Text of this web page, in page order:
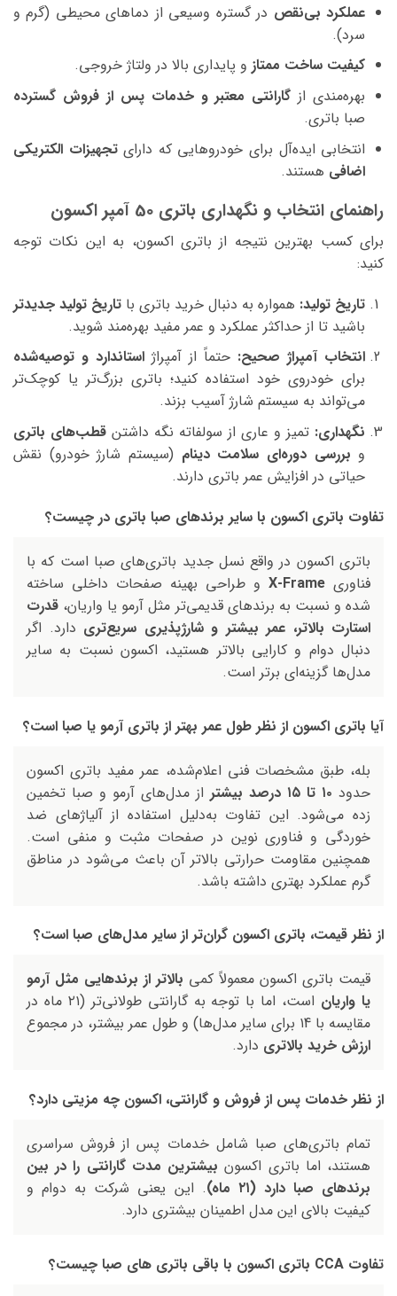
عملکرد بی‌نقص در گستره وسیعی از دماهای محیطی (گرم و
سرد).
کیفیت ساخت ممتازو پایداری بالا در ولتاژ خروجی.
بهره‌مندی از گارانتی معتبر و خدمات پس از فروش گسترده
صبا باتری.
انتخابی ایده‌آل برای خودروهایی که دارایتجهیزات الکتریکی
اضافی هستند.
راهنمای انتخاب و نگهداری باتری 50 آمپر اکسون
برای کسب بهترین نتیجه از باتری اکسون، به این نکات توجه
کنید:
تاریخ تولید: همواره به دنبال خرید باتری با تاریخ تولید جدیدتر
باشید تا از حداکثر عملکرد و عمر مفید بهره‌مند شوید.
انتخاب آمپراژ صحیح: حتماً از آمپراژ استاندارد و توصیه‌شده
برای خودروی خود استفاده کنید؛ باتری بزرگ‌تر یا کوچک‌تر
می‌تواند به سیستم شارژ آسیب بزند.
نگهداری: تمیز و عاری از سولفاته نگه داشتن قطب‌های باتری
و بررسی دوره‌ای سلامت دینام (سیستم شارژ خودرو) نقش
حیاتی در افزایش عمر باتری دارند.
تفاوت باتری اکسون با سایر برندهای صبا باتری در چیست؟
باتری اکسون در واقع نسل جدید باتری‌های صبا است که با
فناوری X-Frame و طراحی بهینه صفحات داخلی ساخته
شده و نسبت به برندهای قدیمی‌تر مثل آرمو یا واریان، قدرت
استارت بالاتر، عمر بیشتر و شارژپذیری سریع‌تری دارد. اگر
دنبال دوام و کارایی بالاتر هستید، اکسون نسبت به سایر
مدل‌ها گزینه‌ای برتر است.
آیا باتری اکسون از نظر طول عمر بهتر از باتری آرمو یا صبا است؟
بله، طبق مشخصات فنی اعلام‌شده، عمر مفید باتری اکسون
حدود ۱۰ تا ۱۵ درصد بیشتر
از مدل‌های آرمو و صبا تخمین
زده می‌شود. این تفاوت به‌دلیل استفاده از آلیاژهای ضد
خوردگی و فناوری نوین در صفحات مثبت و منفی است.
همچنین مقاومت حرارتی بالاتر آن باعث می‌شود در مناطق
گرم عملکرد بهتری داشته باشد.
از نظر قیمت، باتری اکسون گران‌تر از سایر مدل‌های صبا است؟
قیمت باتری اکسون معمولاً کمی بالاتر از برندهایی مثل آرمو
یا واریان
است، اما با توجه به گارانتی طولانی‌تر (۲۱ ماه در
مقایسه با ۱4 برای سایر مدل‌ها) و طول عمر بیشتر، در مجموع
ارزش خرید بالاتری دارد.
از نظر خدمات پس از فروش و گارانتی، اکسون چه مزیتی دارد؟
تمام باتری‌های صبا شامل خدمات پس از فروش سراسری
هستند، اما باتری اکسون بیشترین مدت گارانتی را در بین
برندهای صبا دارد (۲۱ ماه)
. این یعنی شرکت به دوام و
کیفیت بالای این مدل اطمینان بیشتری دارد.
تفاوت CCA باتری اکسون با باقی باتری های صبا چیست؟